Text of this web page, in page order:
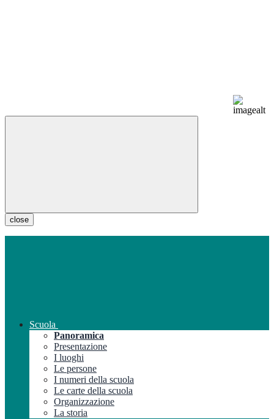
close
Scuola
Panoramica
Presentazione
I luoghi
Le persone
I numeri della scuola
Le carte della scuola
Organizzazione
La storia